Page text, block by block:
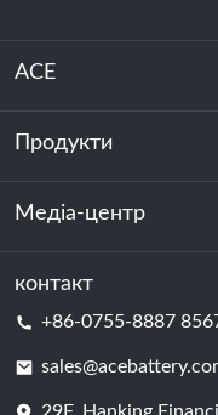
ACE
Про нас
Стійкість
Продукти
Зберігання енергії
Центр обробки
Медіа-центр
Новини
контакт
+86-0755-8887